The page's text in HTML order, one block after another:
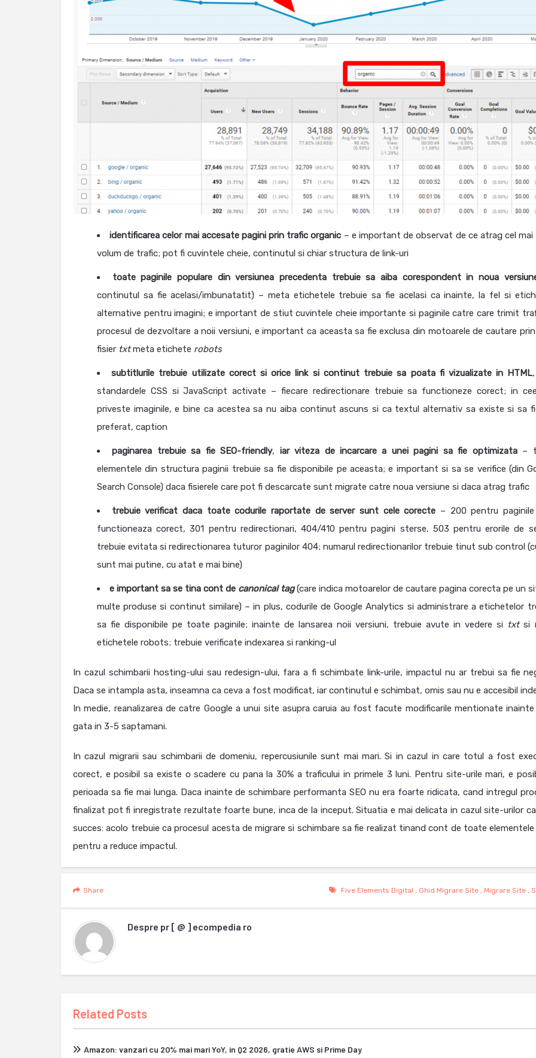
identificarea celor mai accesate pagini prin trafic organic – e important de observat de ce atrag cel mai
volum de trafic; pot fi cuvintele cheie, continutul si chiar structura de link-uri
toate paginile populare din versiunea precedenta trebuie sa aiba corespondent in noua
continutul sa fie acelasi/imbunatatit) – meta etichetele trebuie sa fie acelasi ca inainte, la fel si
alternative pentru imagini; e important de stiut cuvintele cheie importante si paginile catre care trimit
procesul de dezvoltare a noii versiuni, e important ca aceasta sa fie exclusa din motoarele de cautare
fisier txtmeta etichete robots
subtitlurile trebuie utilizate corect si orice link si continut trebuie sa poata fi vizualizate in HTML
standardele CSS si JavaScript activate – fiecare redirectionare trebuie sa functioneze corect; in
priveste imaginile, e bine ca acestea sa nu aiba continut ascuns si ca textul alternativ sa existe si sa
preferat, caption
paginarea trebuie sa fie SEO-friendly, iar viteza de incarcare a unei pagini sa fie optimizata –
elementele din structura paginii trebuie sa fie disponibile pe aceasta; e important si sa se verifice (din
Search Console) daca fisierele care pot fi descarcate sunt migrate catre noua versiune si daca atrag trafic
trebuie verificat daca toate codurile raportate de server sunt cele corecte – 200 pentru
functioneaza corect, 301 pentru redirectionari, 404/410 pentru pagini sterse, 503 pentru erorile de
trebuie evitata si redirectionarea tuturor paginilor 404; numarul redirectionarilor trebuie tinut sub control
sunt mai putine, cu atat e mai bine)
e important sa se tina cont de canonical tag(care indica motoarelor de cautare pagina corecta pe un
multe produse si continut similare) – in plus, codurile de Google Analytics si administrare a etichetelor
sa fie disponibile pe toate paginile; inainte de lansarea noii versiuni, trebuie avute in vedere si txtsi
etichetele robots; trebuie verificate indexarea si ranking-ul
In cazul schimbarii hosting-ului sau redesign-ului, fara a fi schimbate link-urile, impactul nu ar trebui sa fie
Daca se intampla asta, inseamna ca ceva a fost modificat, iar continutul e schimbat, omis sau nu e accesibil
In medie, reanalizarea de catre Google a unui site asupra caruia au fost facute modificarile mentionate
gata in 3-5 saptamani.
In cazul migrarii sau schimbarii de domeniu, repercusiunile sunt mai mari. Si in cazul in care totul a fost
corect, e posibil sa existe o scadere cu pana la 30% a traficului in primele 3 luni. Pentru site-urile mari, e
perioada sa fie mai lunga. Daca inainte de schimbare performanta SEO nu era foarte ridicata, cand intregul
finalizat pot fi inregistrate rezultate foarte bune, inca de la inceput. Situatia e mai delicata in cazul site-urilor
succes: acolo trebuie ca procesul acesta de migrare si schimbare sa fie realizat tinand cont de toate elementele
pentru a reduce impactul.
Five Elements Digital , Ghid Migrare Site, Migrare Site,
Share
Despre pr [ @ ] ecompedia ro
Related Posts
Amazon: vanzari cu 20% mai mari YoY, in Q2 2026, gratie AWS si Prime Day